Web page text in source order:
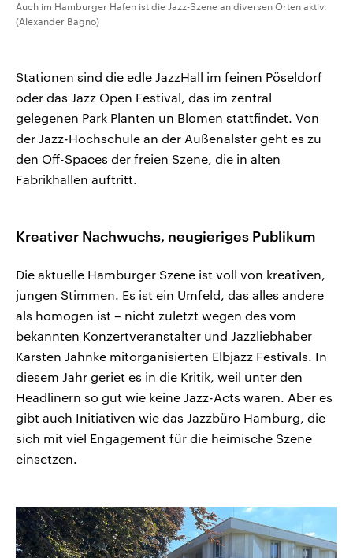
Auch im Hamburger Hafen ist die Jazz-Szene an diversen Orten aktiv.
(Alexander Bagno)
Stationen sind die edle JazzHall im feinen Pöseldorf
oder das Jazz Open Festival, das im zentral
gelegenen Park Planten un Blomen stattfindet. Von
der Jazz-Hochschule an der Außenalster geht es zu
den Off-Spaces der freien Szene, die in alten
Fabrikhallen auftritt.
Kreativer Nachwuchs, neugieriges Publikum
Die aktuelle Hamburger Szene ist voll von kreativen,
jungen Stimmen. Es ist ein Umfeld, das alles andere
als homogen ist – nicht zuletzt wegen des vom
bekannten Konzertveranstalter und Jazzliebhaber
Karsten Jahnke mitorganisierten Elbjazz Festivals. In
diesem Jahr geriet es in die Kritik, weil unter den
Headlinern so gut wie keine Jazz-Acts waren. Aber es
gibt auch Initiativen wie das Jazzbüro Hamburg, die
sich mit viel Engagement für die heimische Szene
einsetzen.